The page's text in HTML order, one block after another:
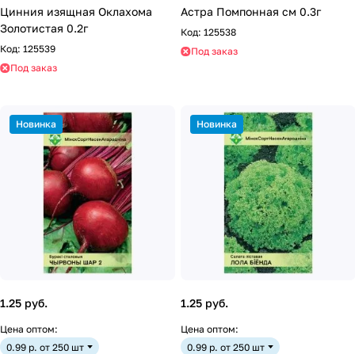
Цинния изящная Оклахома
Золотистая 0.2г
Код: 125539
Под заказ
Астра Помпонная см 0.3г
Код: 125538
Под заказ
Новинка
1.25 руб.
Цена оптом:
0.99 р. от 250 шт
Новинка
1.25 руб.
Цена оптом:
0.99 р. от 250 шт